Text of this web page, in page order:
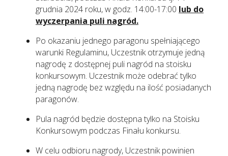
grudnia 2024 roku, w godz. 14:00-17:00 lub do
wyczerpania puli nagród.
Po okazaniu jednego paragonu spełniającego
warunki Regulaminu, Uczestnik otrzymuje jedną
nagrodę z dostępnej puli nagród na stoisku
konkursowym. Uczestnik może odebrać tylko
jedną nagrodę bez względu na ilość posiadanych
paragonów.
Pula nagród będzie dostępna tylko na Stoisku
Konkursowym podczas Finału konkursu.
W celu odbioru nagrody, Uczestnik powinien